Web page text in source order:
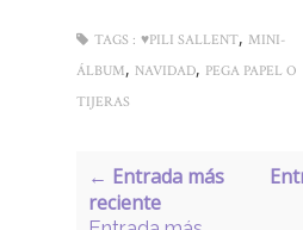
TAGS : ♥PILI SALLENT, MINI-
ÁLBUM, NAVIDAD, PEGA PAPEL O
TIJERAS
← Entrada más
reciente